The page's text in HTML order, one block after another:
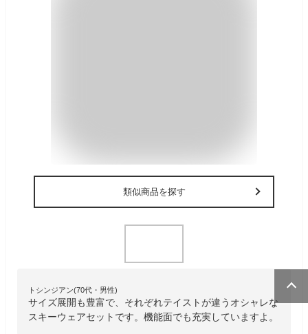
類似商品を探す
トシンジアン(70代・男性)
サイズ展開も豊富で、それぞれテイストが違うオシャレな
スキーウェアセットです。機能面でも充実していますよ。